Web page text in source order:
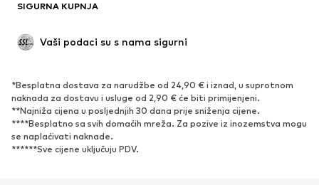
Posebne prigode
Ekskluzivno
OBUĆA
Novo
Popularno
Tenisice
SIGURNA KUPNJA
Vaši podaci su s nama sigurni
*Besplatna dostava za narudžbe od 24,90 € i iznad, u suprotnom
naknada za dostavu i usluge od 2,90 € će biti primijenjeni.
**Najniža cijena u posljednjih 30 dana prije sniženja cijene.
****Besplatno sa svih domaćih mreža. Za pozive iz inozemstva mogu
se naplaćivati ​​naknade.
******Sve cijene uključuju PDV.